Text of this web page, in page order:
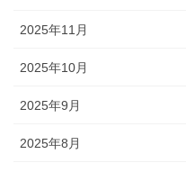
2025年11月
2025年10月
2025年9月
2025年8月